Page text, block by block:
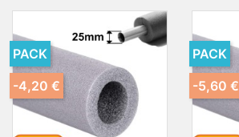
PACK
-4,20 €
PACK
-5,60 €